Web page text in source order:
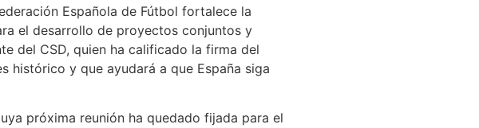
Española de Fútbol fortalece la
el desarrollo de proyectos conjuntos y
del CSD, quien ha calificado la firma del
histórico y que ayudará a que España siga
próxima reunión ha quedado fijada para el